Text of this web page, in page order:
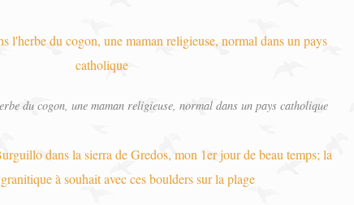
du cogon, une maman religieuse, normal dans un pays catholique